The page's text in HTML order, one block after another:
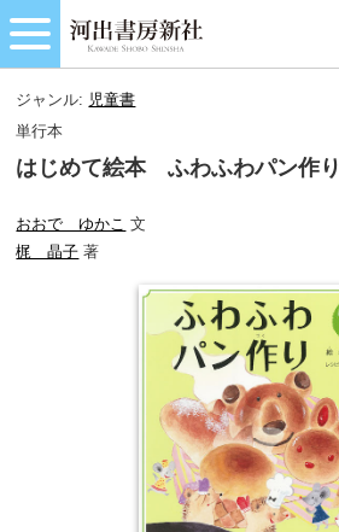
ジャンル: 児童書
単行本
はじめて絵本 ふわふわパン作り
おおで ゆかこ 文
梶 晶子 著